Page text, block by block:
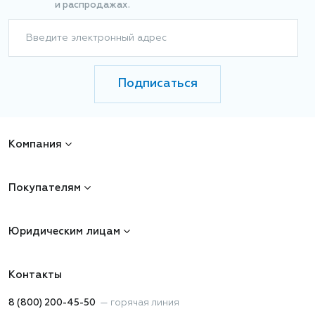
и распродажах.
Введите электронный адрес
Подписаться
Компания
Покупателям
Юридическим лицам
Контакты
8 (800) 200-45-50 — горячая линия